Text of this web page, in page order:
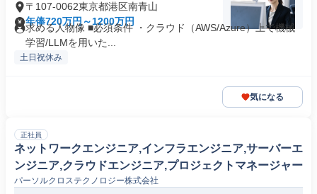
〒107-0062東京都港区南青山
年俸720万円～1200万円
求める人物像 ■必須条件 ・クラウド（AWS/Azure）上で機械
学習/LLMを用いた...
土日祝休み
気になる
正社員
ネットワークエンジニア,インフラエンジニア,サーバーエ
ンジニア,クラウドエンジニア,プロジェクトマネージャー
パーソルクロステクノロジー株式会社